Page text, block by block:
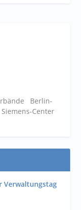
Berlin-
Center
Verwaltungstag